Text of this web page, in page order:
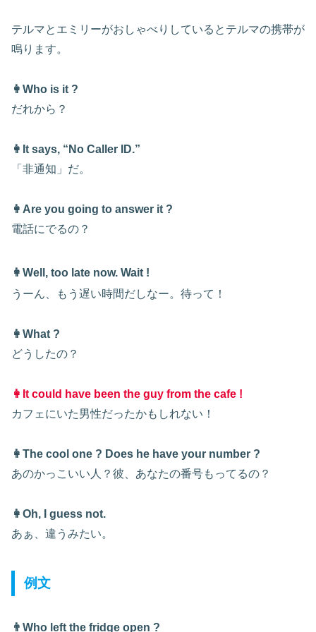
テルマとエミリーがおしゃべりしているとテルマの携帯が
鳴ります。
👩Who is it ?
だれから？
👩It says, “No Caller ID.”
「非通知」 だ。
👩Are you going to answer it ?
電話にでるの？
👩Well, too late now. Wait !
うーん、もう遅い時間だしなー。待って！
👩What ?
どうしたの？
👩It could have been the guy from the cafe !
カフェにいた男性だったかもしれない！
👩The cool one ? Does he have your number ?
あのかっこいい人？彼、あなたの番号もってるの？
👩Oh, I guess not.
あぁ、違うみたい。
例文
👨Who left the fridge open ?